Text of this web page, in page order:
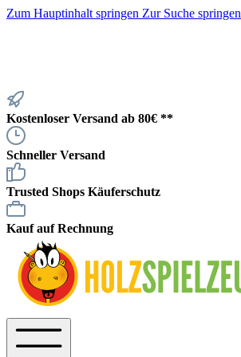
Zum Hauptinhalt springen Zur Suche springen
Kostenloser Versand ab 80€ **
Schneller Versand
Trusted Shops Käuferschutz
Kauf auf Rechnung